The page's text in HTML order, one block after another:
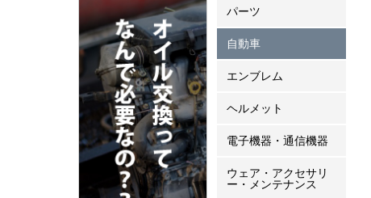
パーツ
自動車
エンブレム
ヘルメット
電子機器・通信機器
ウェア・アクセサリ
ー・メンテナンス